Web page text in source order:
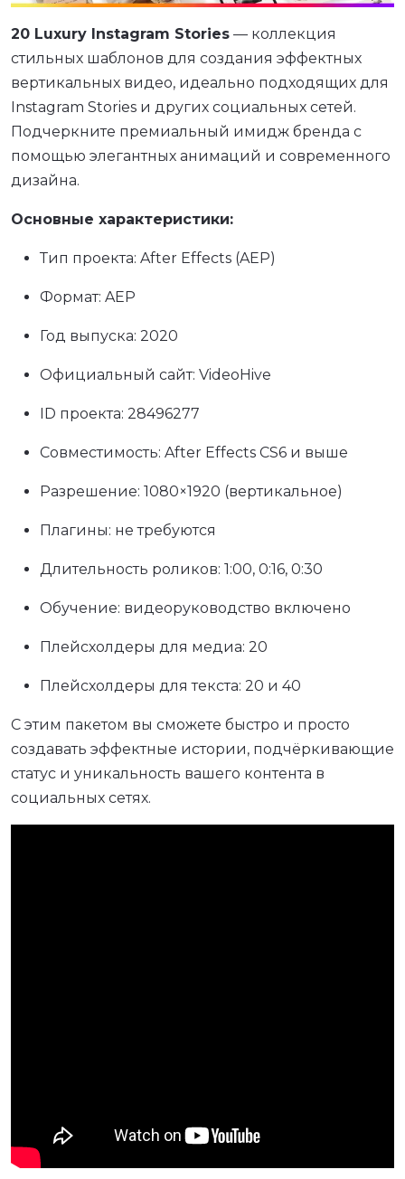
20 Luxury Instagram Stories — коллекция
стильных шаблонов для создания эффектных
вертикальных видео, идеально подходящих для
Instagram Stories и других социальных сетей.
Подчеркните премиальный имидж бренда с
помощью элегантных анимаций и современного
дизайна.
Основные характеристики:
Тип проекта: After Effects (AEP)
Формат: AEP
Год выпуска: 2020
Официальный сайт: VideoHive
ID проекта: 28496277
Совместимость: After Effects CS6 и выше
Разрешение: 1080×1920 (вертикальное)
Плагины: не требуются
Длительность роликов: 1:00, 0:16, 0:30
Обучение: видеоруководство включено
Плейсхолдеры для медиа: 20
Плейсхолдеры для текста: 20 и 40
С этим пакетом вы сможете быстро и просто
создавать эффектные истории, подчёркивающие
статус и уникальность вашего контента в
социальных сетях.